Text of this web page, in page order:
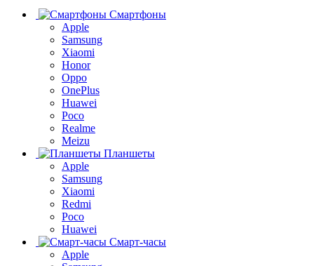
Смартфоны
Apple
Samsung
Xiaomi
Honor
Oppo
OnePlus
Huawei
Poco
Realme
Meizu
Планшеты
Apple
Samsung
Xiaomi
Redmi
Poco
Huawei
Смарт-часы
Apple